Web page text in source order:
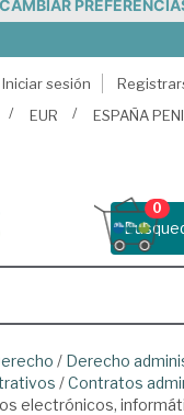
CAMBIAR
Iniciar sesión
EUR ESPAÑA
0
/ Derecho
/Contratos
electrónicos,